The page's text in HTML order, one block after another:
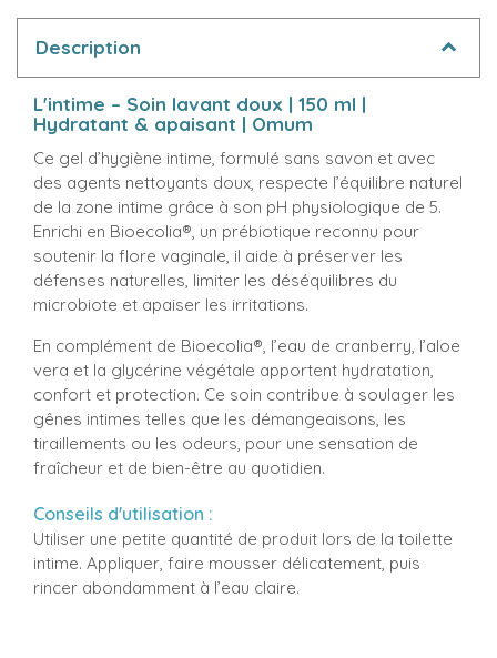
Description
L'intime – Soin lavant doux | 150 ml |
Hydratant & apaisant | Omum
Ce gel d’hygiène intime, formulé sans savon et avec
des agents nettoyants doux, respecte l’équilibre naturel
de la zone intime grâce à son pH physiologique de 5.
Enrichi en Bioecolia®, un prébiotique reconnu pour
soutenir la flore vaginale, il aide à préserver les
défenses naturelles, limiter les déséquilibres du
microbiote et apaiser les irritations.
En complément de Bioecolia®, l’eau de cranberry, l’aloe
vera et la glycérine végétale apportent hydratation,
confort et protection. Ce soin contribue à soulager les
gênes intimes telles que les démangeaisons, les
tiraillements ou les odeurs, pour une sensation de
fraîcheur et de bien-être au quotidien.
Conseils d'utilisation :
Utiliser une petite quantité de produit lors de la toilette
intime. Appliquer, faire mousser délicatement, puis
rincer abondamment à l’eau claire.